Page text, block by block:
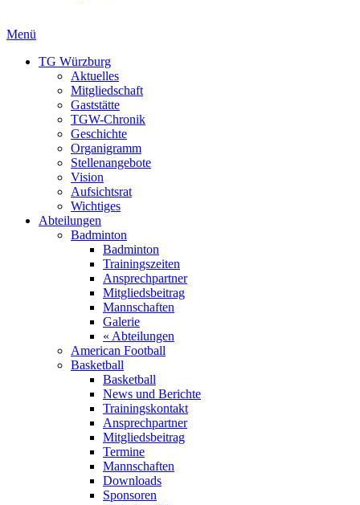
Menü
TG Würzburg
Aktuelles
Mitgliedschaft
Gaststätte
TGW-Chronik
Geschichte
Organigramm
Stellenangebote
Vision
Aufsichtsrat
Wichtiges
Abteilungen
Badminton
Badminton
Trainingszeiten
Ansprechpartner
Mitgliedsbeitrag
Mannschaften
Galerie
« Abteilungen
American Football
Basketball
Basketball
News und Berichte
Trainingskontakt
Ansprechpartner
Mitgliedsbeitrag
Termine
Mannschaften
Downloads
Sponsoren